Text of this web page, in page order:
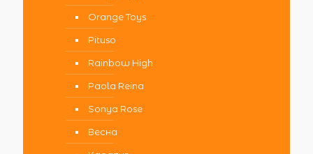
Orange Toys
Pituso
Rainbow High
Paola Reina
Sonya Rose
Весна